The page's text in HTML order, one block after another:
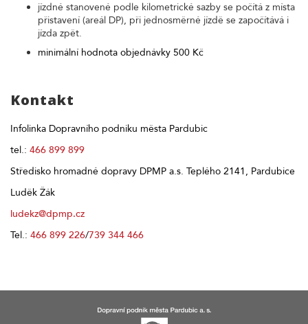
jízdné stanovené podle kilometrické sazby se počítá z místa
přistavení (areál DP), při jednosměrné jízdě se započítává i
jízda zpět.
minimální hodnota objednávky 500 Kč
Kontakt
Infolinka Dopravního podniku města Pardubic
tel.: 466 899 899
Středisko hromadné dopravy DPMP a.s. Teplého 2141, Pardubice
Luděk Žák
ludekz@dpmp.cz
Tel.: 466 899 226/739 344 466